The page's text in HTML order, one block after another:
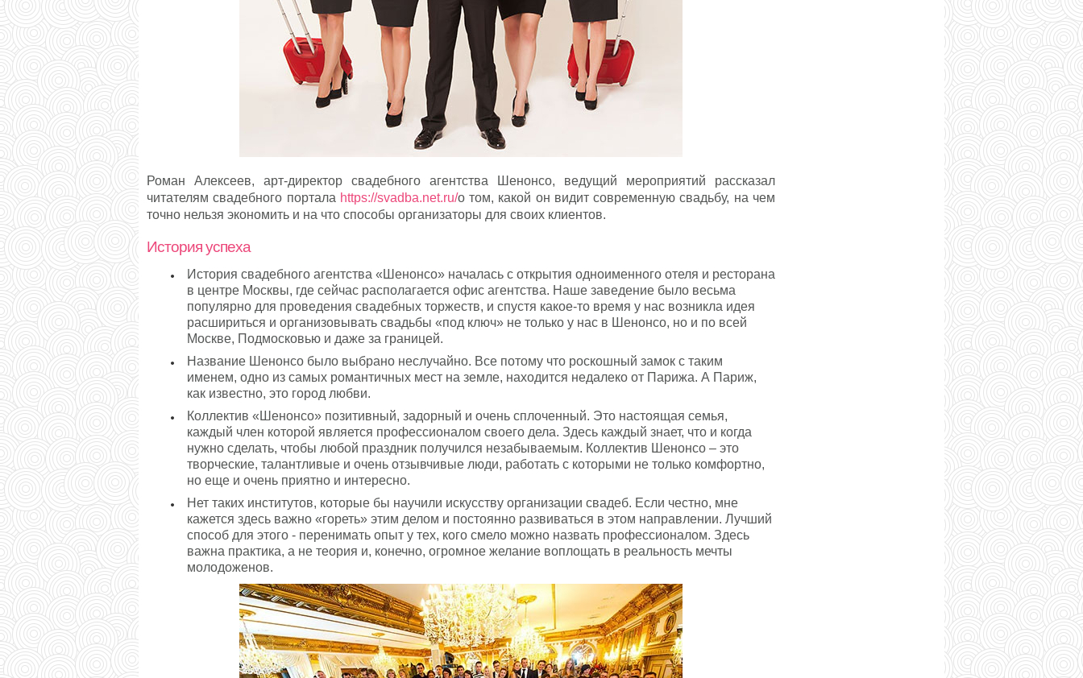
Роман Алексеев, арт-директор свадебного агентства Шенонсо, ведущий мероприятий рассказал
читателям свадебного портала https://svadba.net.ru/о том, какой он видит современную свадьбу, на чем
точно нельзя экономить и на что способы организаторы для своих клиентов.
История успеха
История свадебного агентства «Шенонсо» началась с открытия одноименного отеля и ресторана
в центре Москвы, где сейчас располагается офис агентства. Наше заведение было весьма
популярно для проведения свадебных торжеств, и спустя какое-то время у нас возникла идея
расшириться и организовывать свадьбы «под ключ» не только у нас в Шенонсо, но и по всей
Москве, Подмосковью и даже за границей.
Название Шенонсо было выбрано неслучайно. Все потому что роскошный замок с таким
именем, одно из самых романтичных мест на земле, находится недалеко от Парижа. А Париж,
как известно, это город любви.
Коллектив «Шенонсо» позитивный, задорный и очень сплоченный. Это настоящая семья,
каждый член которой является профессионалом своего дела. Здесь каждый знает, что и когда
нужно сделать, чтобы любой праздник получился незабываемым. Коллектив Шенонсо – это
творческие, талантливые и очень отзывчивые люди, работать с которыми не только комфортно,
но еще и очень приятно и интересно.
Нет таких институтов, которые бы научили искусству организации свадеб. Если честно, мне
кажется здесь важно «гореть» этим делом и постоянно развиваться в этом направлении. Лучший
способ для этого - перенимать опыт у тех, кого смело можно назвать профессионалом. Здесь
важна практика, а не теория и, конечно, огромное желание воплощать в реальность мечты
молодоженов.